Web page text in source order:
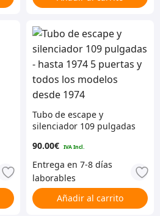
Tubo de escape y
silenciador 109 pulgadas
todos los modelos desde
1974
90.00€
Añadir al carrito